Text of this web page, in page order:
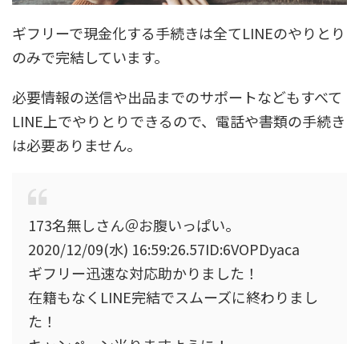
ギフリーで現金化する手続きは全てLINEのやりとり
のみで完結しています。
必要情報の送信や出品までのサポートなどもすべて
LINE上でやりとりできるので、電話や書類の手続き
は必要ありません。
173名無しさん＠お腹いっぱい。
2020/12/09(水) 16:59:26.57ID:6VOPDyaca
ギフリー迅速な対応助かりました！
在籍もなく LINE完結でスムーズに終わりまし
た！